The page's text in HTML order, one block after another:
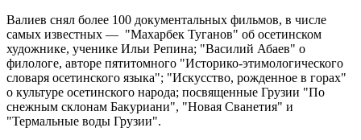
Валиев снял более 100 документальных фильмов, в числе
самых известных — "Махарбек Туганов" об осетинском
художнике, ученике Ильи Репина; "Василий Абаев" о
филологе, авторе пятитомного "Историко-этимологического
словаря осетинского языка"; "Искусство, рожденное в горах"
о культуре осетинского народа; посвященные Грузии "По
снежным склонам Бакуриани", "Новая Сванетия" и
"Термальные воды Грузии".